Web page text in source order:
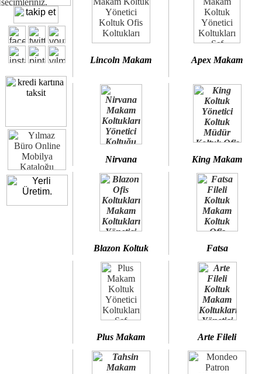
Ofisinizin dekorasyonunda ergonomi ve kaliteye önem
Çünkü sitemizde bulunan seçkin bürosit, goldsit ve modern
Size yakışan ofis koltuk tasarımına gelin birlikte karar verelim.
Kalite ve ergonomiyi arıyanların tercihi...Yılmaz Büro Mobilya
Lincoln Makam Apex Makam
Nirvana King Makam
Blazon Koltuk Fatsa
Plus Makam Arte Fileli